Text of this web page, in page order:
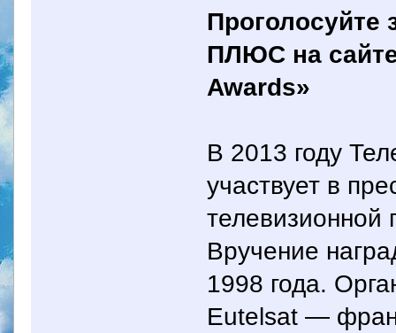
ПЛЮС на
Awards»
В 2013 году
участвует в
телевизионной
Вручение
1998 года.
Eutelsat —